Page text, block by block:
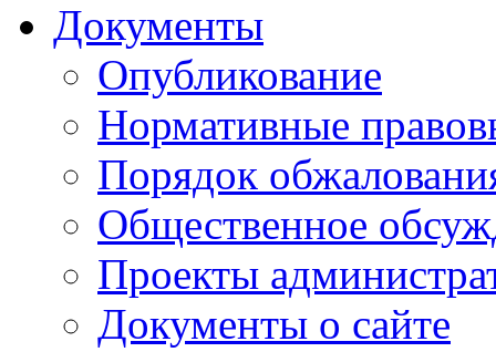
Документы
Опубликование
Нормативные
Порядок
Общественное
Проекты
Документы о сайте